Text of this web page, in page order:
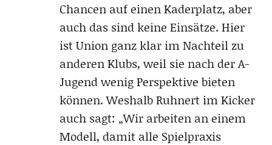
Chancen auf einen Kaderplatz, aber
auch das sind keine Einsätze. Hier
ist Union ganz klar im Nachteil zu
anderen Klubs, weil sie nach der A-
Jugend wenig Perspektive bieten
können. Weshalb Ruhnert im Kicker
auch sagt: „Wir arbeiten an einem
Modell, damit alle Spielpraxis